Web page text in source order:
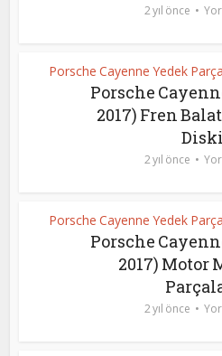
2 yıl önce
Porsche Cayenne Yedek Parça
Porsche
2017) Fren
Diski
2 yıl önce
Porsche Cayenne Yedek Parça
Porsche
2017) Motor
2 yıl önce